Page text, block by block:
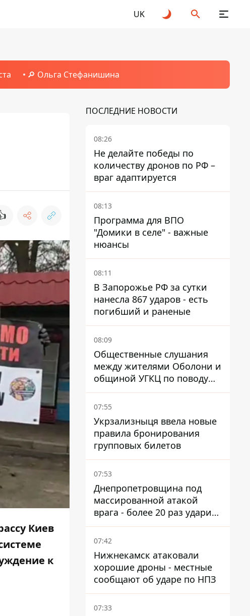
UK
🔎 Ольга Стефанишина
Киев
к
ПОСЛЕДНИЕ НОВОСТИ
08:26
Не делайте победы по
количеству дронов по РФ –
враг адаптируется
08:13
Программа для ВПО
"Домики в селе" - важные
нюансы
08:11
В Запорожье РФ за сутки
нанесла 867 ударов - есть
погибший и раненые
08:09
Общественные слушания
между жителями Оболони и
общиной УГКЦ по поводу
храма сорвались
07:55
Укрзализныця ввела новые
правила бронирования
групповых билетов
07:53
Днепропетровщина под
массированной атакой
врага - более 20 раз ударил
дронами и артиллерией
07:42
Нижнекамск атаковали
хорошие дроны - местные
сообщают об ударе по НПЗ
07:33